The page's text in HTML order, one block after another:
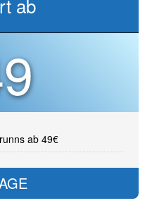
ab
ab 49€